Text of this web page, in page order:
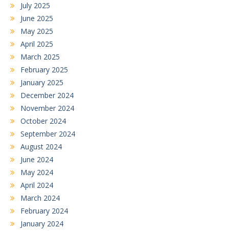
July 2025
June 2025
May 2025
April 2025
March 2025
February 2025
January 2025
December 2024
November 2024
October 2024
September 2024
August 2024
June 2024
May 2024
April 2024
March 2024
February 2024
January 2024